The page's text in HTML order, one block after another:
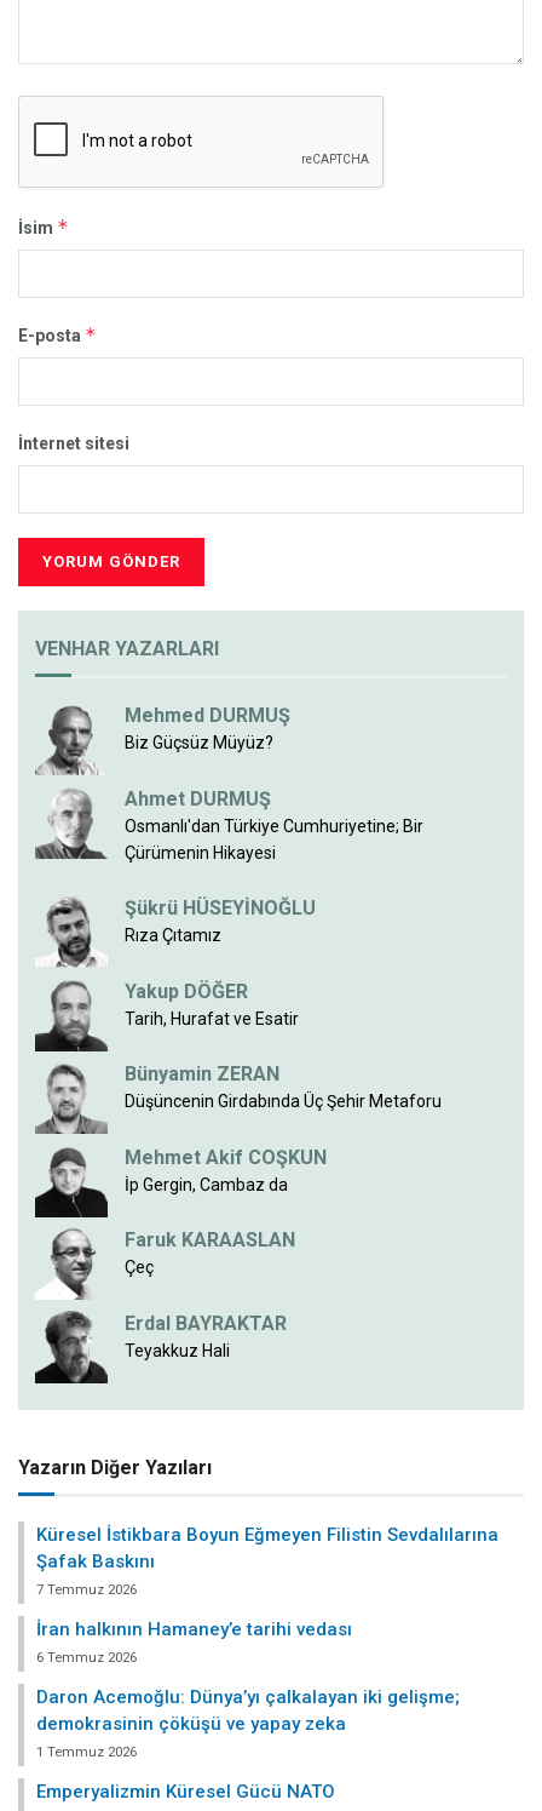
İsim *
E-posta *
İnternet sitesi
VENHAR YAZARLARI
Mehmed DURMUŞ
Biz Güçsüz Müyüz?
Ahmet DURMUŞ
Osmanlı'dan Türkiye Cumhuriyetine; Bir
Çürümenin Hikayesi
Şükrü HÜSEYİNOĞLU
Rıza Çıtamız
Yakup DÖĞER
Tarih, Hurafat ve Esatir
Bünyamin ZERAN
Düşüncenin Girdabında Üç Şehir Metaforu
Mehmet Akif COŞKUN
İp Gergin, Cambaz da
Faruk KARAASLAN
Çeç
Erdal BAYRAKTAR
Teyakkuz Hali
Yazarın Diğer Yazıları
Küresel İstikbara Boyun Eğmeyen Filistin Sevdalılarına
Şafak Baskını
7 Temmuz 2026
İran halkının Hamaney’e tarihi vedası
6 Temmuz 2026
Daron Acemoğlu: Dünya’yı çalkalayan iki gelişme;
demokrasinin çöküşü ve yapay zeka
1 Temmuz 2026
Emperyalizmin Küresel Gücü NATO